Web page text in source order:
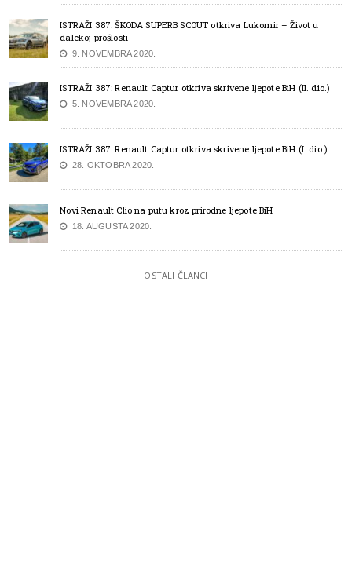
ISTRAŽI 387: ŠKODA SUPERB SCOUT otkriva Lukomir – Život u
dalekoj prošlosti
9. NOVEMBRA 2020.
ISTRAŽI 387: Renault Captur otkriva skrivene ljepote BiH (II. dio.)
5. NOVEMBRA 2020.
ISTRAŽI 387: Renault Captur otkriva skrivene ljepote BiH (I. dio.)
28. OKTOBRA 2020.
Novi Renault Clio na putu kroz prirodne ljepote BiH
18. AUGUSTA 2020.
OSTALI ČLANCI